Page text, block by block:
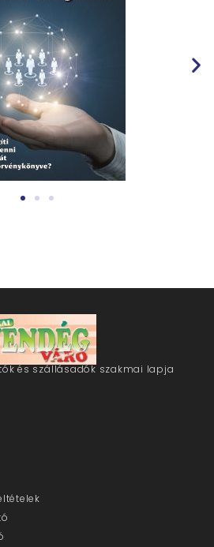
és szállásadók szakmai lapja